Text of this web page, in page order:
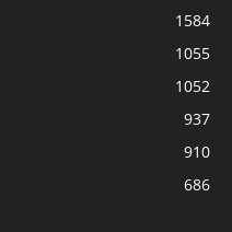
1584
1055
1052
937
910
686